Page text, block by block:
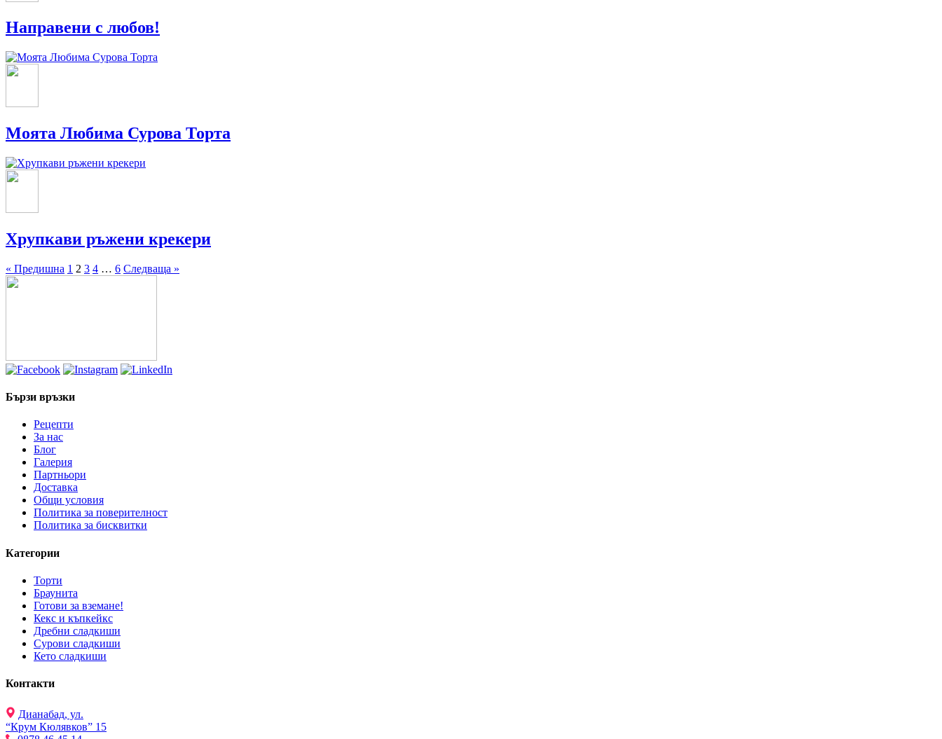
Направени с любов!
Моята Любима Сурова Торта
Хрупкави ръжени крекери
« Предишна 1 2 3 4 … 6 Следваща »
Бързи връзки
Рецепти
За нас
Блог
Галерия
Партньори
Доставка
Общи условия
Политика за поверителност
Политика за бисквитки
Категории
Торти
Браунита
Готови за вземане!
Кекс и къпкейкс
Дребни сладкиши
Сурови сладкиши
Кето сладкиши
Контакти
Дианабад, ул.
“Крум Кюлявков” 15